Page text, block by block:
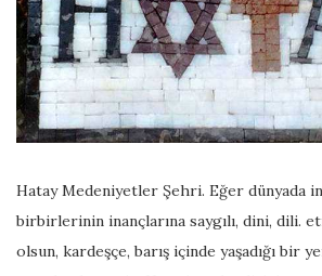
Hatay Medeniyetler Şehri. Eğer dünyada
birbirlerinin inançlarına saygılı, dini, dili.
olsun, kardeşçe, barış içinde yaşadığı bir